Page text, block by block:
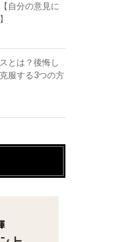
自分の意見に
とは？後悔し
服する3つの方